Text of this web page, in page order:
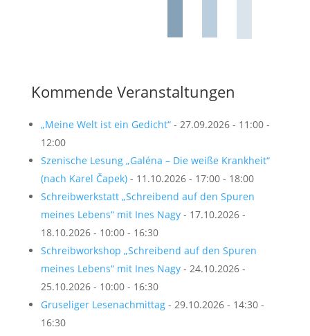
Kommende Veranstaltungen
„Meine Welt ist ein Gedicht“- 27.09.2026 - 11:00 -
12:00
Szenische Lesung „Galéna – Die weiße Krankheit“
(nach Karel Čapek)- 11.10.2026 - 17:00 - 18:00
Schreibwerkstatt „Schreibend auf den Spuren
meines Lebens“ mit Ines Nagy- 17.10.2026 -
18.10.2026 - 10:00 - 16:30
Schreibworkshop „Schreibend auf den Spuren
meines Lebens“ mit Ines Nagy- 24.10.2026 -
25.10.2026 - 10:00 - 16:30
Gruseliger Lesenachmittag- 29.10.2026 - 14:30 -
16:30